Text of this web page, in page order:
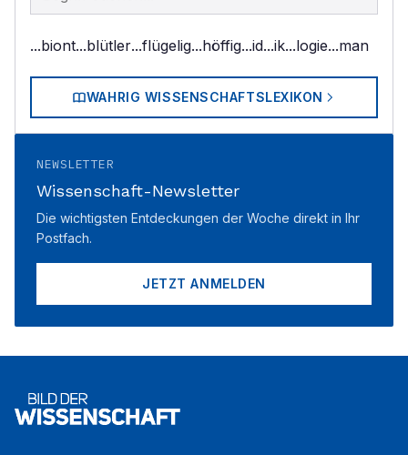
...biont...blütler...flügelig...höffig...id...ik...logie...man
WAHRIG WISSENSCHAFTSLEXIKON
NEWSLETTER
Wissenschaft-Newsletter
Die wichtigsten Entdeckungen der Woche direkt in Ihr
Postfach.
JETZT ANMELDEN